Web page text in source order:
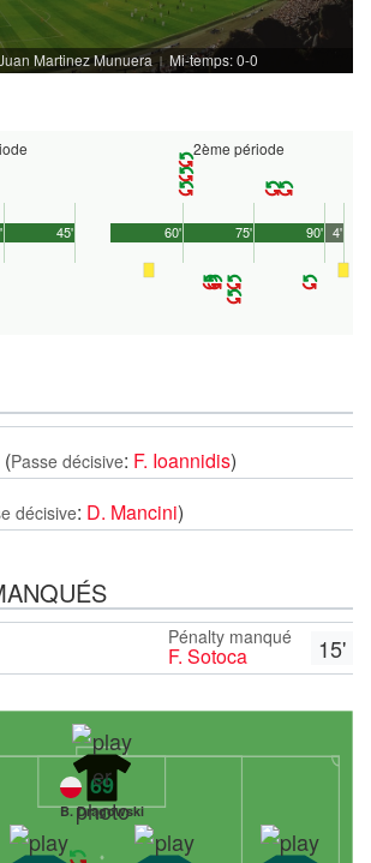
Martinez Munuera | Mi-temps: 0-0
45'
2ème période
90'
60' 75' 4'
(Passe décisive: F. Ioannidis)
décisive: D. Mancini)
15'
Pénalty manqué
F. Sotoca
69
B. Drągowski